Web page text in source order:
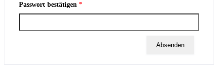
Passwort bestätigen *
Absenden